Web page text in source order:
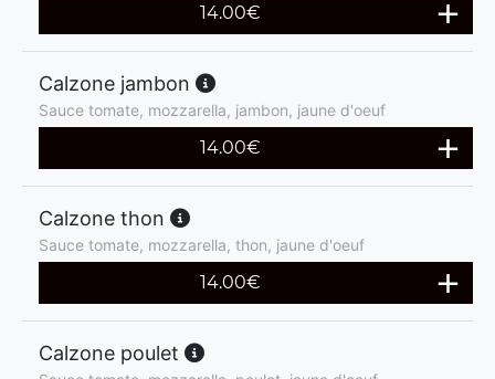
14.00€
Calzone jambon
Sauce tomate, mozzarella, jambon, jaune d'oeuf
14.00€
Calzone thon
Sauce tomate, mozzarella, thon, jaune d'oeuf
14.00€
Calzone poulet